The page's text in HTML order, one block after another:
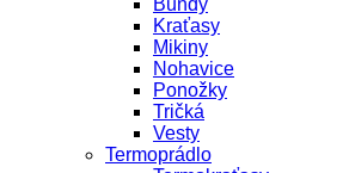
Bundy
Kraťasy
Mikiny
Nohavice
Ponožky
Tričká
Vesty
Termoprádlo